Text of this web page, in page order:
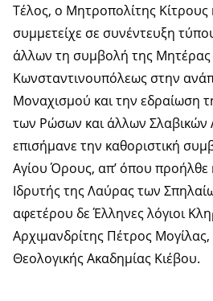
Τέλος, ο Μητροπολίτης Κίτρους
συμμετείχε σε συνέντευξη
άλλων τη συμβολή της Μητέρας
Κωνσταντινουπόλεως στην
Μοναχισμού και την εδραίωση
των Ρώσων και άλλων Σλαβικών
επισήμανε την καθοριστική
Αγίου Όρους, απ’ όπου προήλθε
Ιδρυτής της Λαύρας των
αφετέρου δε Έλληνες λόγιοι
Αρχιμανδρίτης Πέτρος Μογίλας,
Θεολογικής Ακαδημίας Κιέβου.